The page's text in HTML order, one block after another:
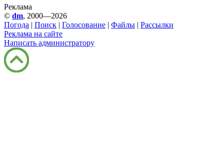
Реклама
© dm, 2000—2026
Погода | Поиск | Голосование | Файлы | Рассылки
Реклама на сайте
Написать администратору